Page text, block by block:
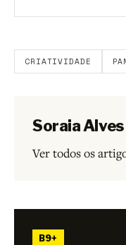
CRIATIVIDADE
Soraia Alves
Ver todos os
B9+